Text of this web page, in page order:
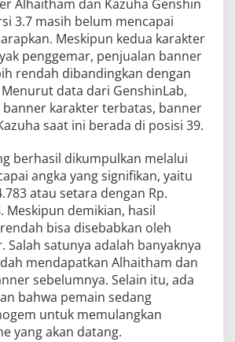
Alhaitham dan Kazuha Genshin
3.7 masih belum mencapai
Meskipun kedua karakter
penggemar, penjualan banner
rendah dibandingkan dengan
data dari GenshinLab,
karakter terbatas, banner
saat ini berada di posisi 39.
berhasil dikumpulkan melalui
angka yang signifikan, yaitu
atau setara dengan Rp.
Meskipun demikian, hasil
bisa disebabkan oleh
Salah satunya adalah banyaknya
mendapatkan Alhaitham dan
sebelumnya. Selain itu, ada
bahwa pemain sedang
untuk memulangkan
yang akan datang.